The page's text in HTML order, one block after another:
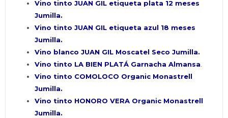
Vino tinto JUAN GIL etiqueta plata 12 meses
Jumilla.
Vino tinto JUAN GIL etiqueta azul 18 meses
Jumilla.
Vino blanco JUAN GIL Moscatel Seco Jumilla.
Vino tinto LA BIEN PLATÁ Garnacha Almansa.
Vino tinto COMOLOCO Organic Monastrell
Jumilla.
Vino tinto HONORO VERA Organic Monastrell
Jumilla.